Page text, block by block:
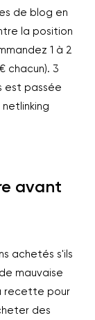
de blog en
la position
1 à 2
chacun). 3
est passée
avant
achetés s'ils
mauvaise
recette pour
des